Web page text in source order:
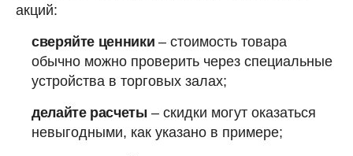
акций:
сверяйте ценники – стоимость товара
обычно можно проверить через специальные
устройства в торговых залах;
делайте расчеты– скидки могут оказаться
невыгодными, как указано в примере;